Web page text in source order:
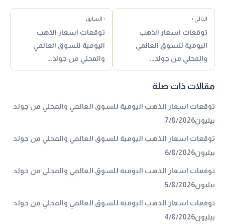
التالي ›
توقعات اسعار الذهب
اليومية للسوق العالمي
والمحلي من جولد…
‹ السابق
توقعات اسعار الذهب
اليومية للسوق العالمي
والمحلي من جولد…
مقالات ذات صلة
توقعات اسعار الذهب اليومية للسوق العالمي والمحلي من جولد
بيليون7/8/2026
توقعات اسعار الذهب اليومية للسوق العالمي والمحلي من جولد
بيليون6/8/2026
توقعات اسعار الذهب اليومية للسوق العالمي والمحلي من جولد
بيليون5/8/2026
توقعات اسعار الذهب اليومية للسوق العالمي والمحلي من جولد
بيليون4/8/2026